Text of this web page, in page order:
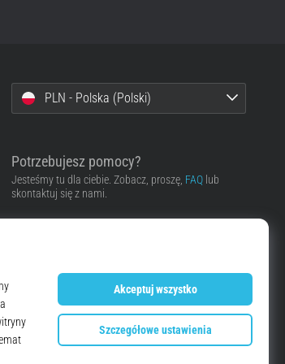
PLN - Polska (Polski)
Potrzebujesz pomocy?
Jesteśmy tu dla ciebie. Zobacz, proszę, FAQlub
skontaktuj się z nami.